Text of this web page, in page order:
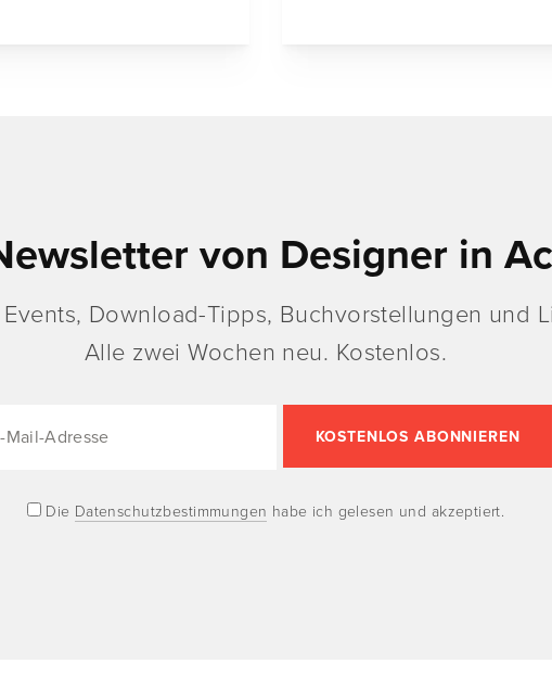
von Designer in
Events, Download-Tipps, Buchvorstellungen und
Alle zwei Wochen neu. Kostenlos.
Die Datenschutzbestimmungen habe ich gelesen und akzeptiert.